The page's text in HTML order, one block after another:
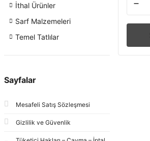
İthal Ürünler
Sarf Malzemeleri
Temel Tatlılar
Sayfalar
Mesafeli Satış Sözleşmesi
Gizlilik ve Güvenlik